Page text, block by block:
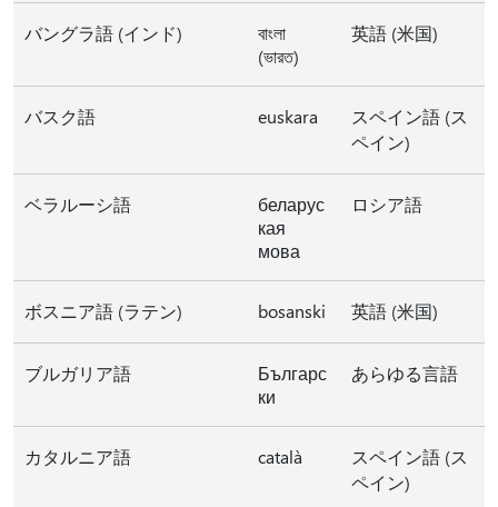
バングラ語 (インド)
বাংলা
(ভারত)
英語 (米国)
バスク語 euskara
スペイン語 (ス
ペイン)
ベラルーシ語
беларус
кая
мова
ロシア語
ボスニア語 (ラテン) bosanski 英語 (米国)
ブルガリア語
Българс
ки
あらゆる言語
カタルニア語 català
スペイン語 (ス
ペイン)